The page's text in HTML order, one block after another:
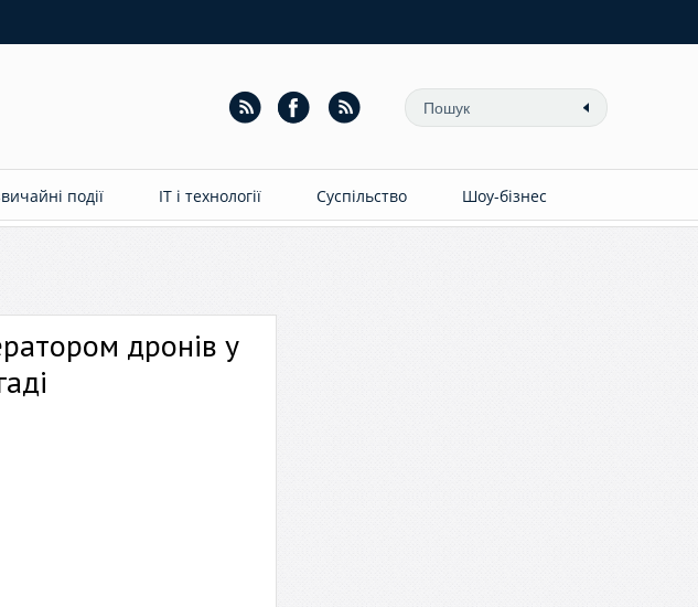
події ІТ і технології Суспільство Шоу-бізнес
дронів у